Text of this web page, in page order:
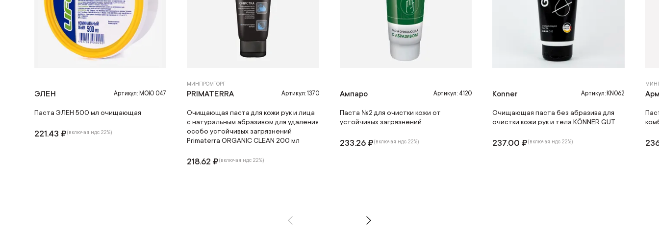
ЭЛЕН Артикул: МОЮ 047
Паста ЭЛЕН 500 мл очищающая
221.43 ₽(включая ндс 22%)
МИНПРОМТОРГ
PRIMATERRA Артикул: 1370
Очищающая паста для кожи рук и лица
с натуральным абразивом для удаления
особо устойчивых загрязнений
Primaterra ORGANIC CLEAN 200 мл
218.62 ₽(включая ндс 22%)
Ампаро Артикул: 4120
Паста №2 для очистки кожи от
устойчивых загрязнений
233.26 ₽(включая ндс 22%)
Konner Артикул: KN062
Очищающая паста без абразива для
очистки кожи рук и тела KÖNNER GUT
237.00 ₽(включая ндс 22%)